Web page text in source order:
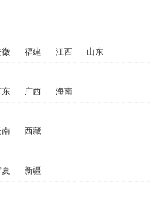
徽 福建 江西 山东
东 广西 海南
南 西藏
新疆